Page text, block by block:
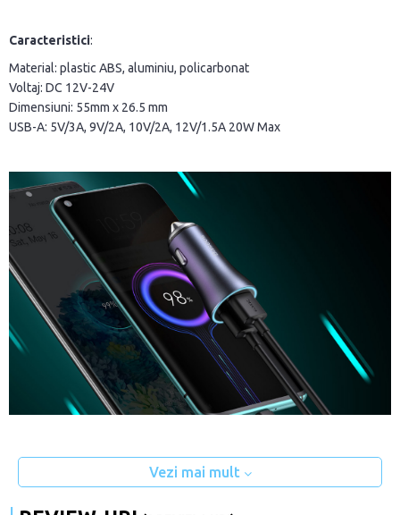
Caracteristici:
Material: plastic ABS, aluminiu, policarbonat
Voltaj: DC 12V-24V
Dimensiuni: 55mm x 26.5 mm
USB-A: 5V/3A, 9V/2A, 10V/2A, 12V/1.5A 20W Max
Vezi mai mult